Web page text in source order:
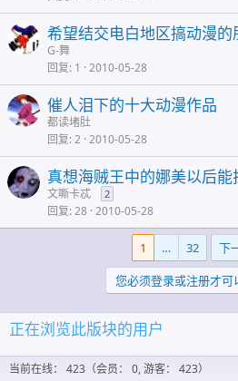
希望结交电白地区搞动漫的
G-舞
回复 1 2010-05-28
催人泪下的十大动漫作品
都读堵肚
回复 2 2010-05-28
真想海贼王中的娜美以后能
文嘶卡忒 2
回复 28 2010-05-28
1 … 32
下
您必须登录或注册才可
正在浏览此版块的用户
当前在线： 423（会员： 0, 游客： 423）